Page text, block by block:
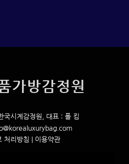
가방감정원
국시계감정원, 대표 : 폴 킴
처리방침
이용약관